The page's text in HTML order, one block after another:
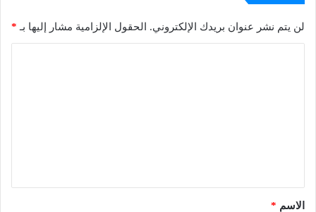
لن يتم نشر عنوان بريدك الإلكتروني. الحقول الإلزامية مشار إليها بـ *
*الاسم *